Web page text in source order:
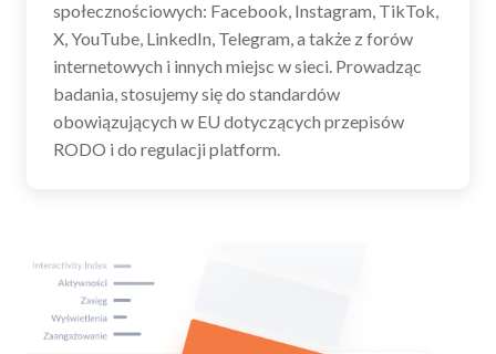
społecznościowych: Facebook, Instagram, TikTok,
X, YouTube, LinkedIn, Telegram, a także z forów
internetowych i innych miejsc w sieci. Prowadząc
badania, stosujemy się do standardów
obowiązujących w EU dotyczących przepisów
RODO i do regulacji platform.